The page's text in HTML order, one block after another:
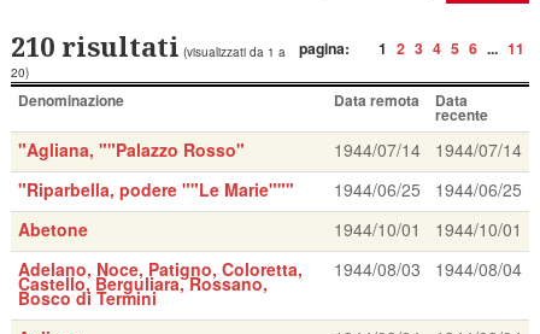
pagina: 1 2 3 4 5 6 ... 11
210 risultati (visualizzati da 1 a
20)
Denominazione Data remota Data
recente
"Agliana, ""Palazzo Rosso" 1944/07/14
1944/07/14
"Riparbella, podere ""Le Marie"""
1944/06/25
1944/06/25
Abetone
1944/10/01
1944/10/01
Adelano, Noce, Patigno, Coloretta,
Castello, Berguliara, Rossano,
Bosco di Termini
1944/08/03 1944/08/04